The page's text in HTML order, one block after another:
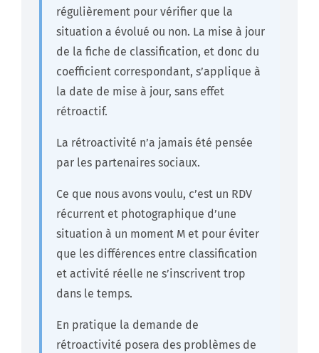
régulièrement pour vérifier que la
situation a évolué ou non. La mise à jour
de la fiche de classification, et donc du
coefficient correspondant, s’applique à
la date de mise à jour, sans effet
rétroactif.
La rétroactivité n’a jamais été pensée
par les partenaires sociaux.
Ce que nous avons voulu, c’est un RDV
récurrent et photographique d’une
situation à un moment M et pour éviter
que les différences entre classification
et activité réelle ne s’inscrivent trop
dans le temps.
En pratique la demande de
rétroactivité posera des problèmes de